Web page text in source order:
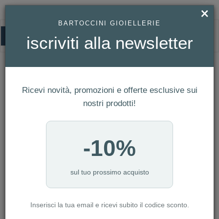
HOMEPAGE ORECCHINI BLISS CARESSE CON DIAMANTI REF. 20091732
Orecchini Bliss Caresse con Diamanti
Ref. 20091732
×
BARTOCCINI GIOIELLERIE
iscriviti alla newsletter
Ricevi novità, promozioni e offerte esclusive sui
nostri prodotti!
-10%
sul tuo prossimo acquisto
Inserisci la tua email e ricevi subito il codice sconto.